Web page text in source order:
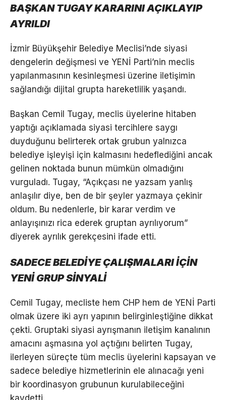
BAŞKAN TUGAY KARARINI AÇIKLAYIP
AYRILDI
İzmir Büyükşehir Belediye Meclisi’nde siyasi
dengelerin değişmesi ve YENİ Parti’nin meclis
yapılanmasının kesinleşmesi üzerine iletişimin
sağlandığı dijital grupta hareketlilik yaşandı.
Başkan Cemil Tugay, meclis üyelerine hitaben
yaptığı açıklamada siyasi tercihlere saygı
duyduğunu belirterek ortak grubun yalnızca
belediye işleyişi için kalmasını hedeflediğini ancak
gelinen noktada bunun mümkün olmadığını
vurguladı. Tugay, “Açıkçası ne yazsam yanlış
anlaşılır diye, ben de bir şeyler yazmaya çekinir
oldum. Bu nedenlerle, bir karar verdim ve
anlayışınızı rica ederek gruptan ayrılıyorum”
diyerek ayrılık gerekçesini ifade etti.
SADECE BELEDİYE ÇALIŞMALARI İÇİN
YENİ GRUP SİNYALİ
Cemil Tugay, mecliste hem CHP hem de YENİ Parti
olmak üzere iki ayrı yapının belirginleştiğine dikkat
çekti. Gruptaki siyasi ayrışmanın iletişim kanalının
amacını aşmasına yol açtığını belirten Tugay,
ilerleyen süreçte tüm meclis üyelerini kapsayan ve
sadece belediye hizmetlerinin ele alınacağı yeni
bir koordinasyon grubunun kurulabileceğini